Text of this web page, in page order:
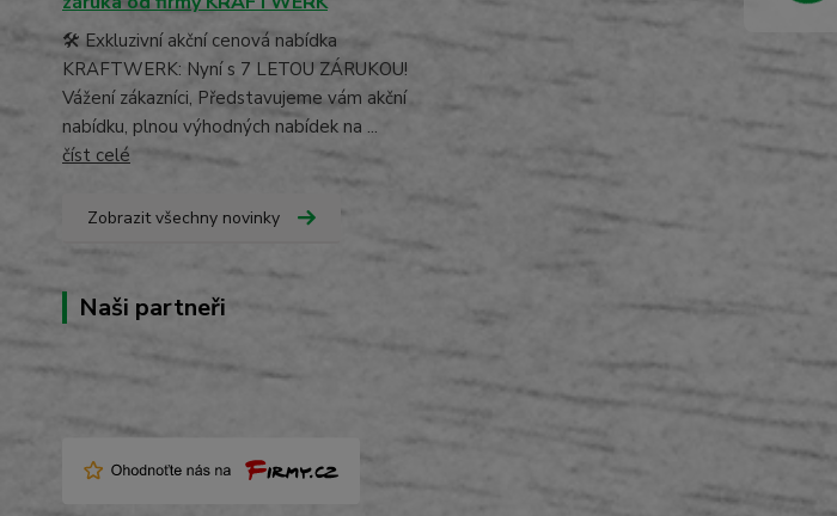
🛠️ Exkluzivní akční cenová nabídka
KRAFTWERK: Nyní s 7 LETOU ZÁRUKOU!
Vážení zákazníci, Představujeme vám akční
nabídku, plnou výhodných nabídek na ...
číst celé
Zobrazit všechny novinky
Naši partneři